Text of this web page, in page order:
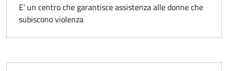
E' un centro che garantisce assistenza alle donne che
subiscono violenza